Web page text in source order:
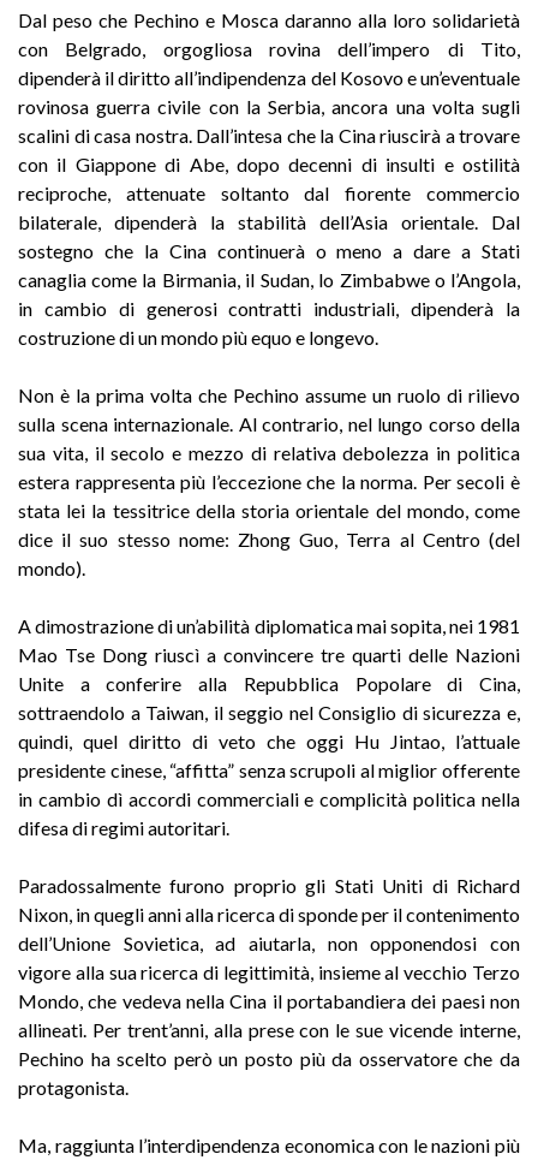
Dal peso che Pechino e Mosca daranno alla loro solidarietà
con Belgrado, orgogliosa rovina dell’impero di Tito,
dipenderà il diritto all’indipendenza del Kosovo e un’eventuale
rovinosa guerra civile con la Serbia, ancora una volta sugli
scalini di casa nostra. Dall’intesa che la Cina riuscirà a trovare
con il Giappone di Abe, dopo decenni di insulti e ostilità
reciproche, attenuate soltanto dal fiorente commercio
bilaterale, dipenderà la stabilità dell’Asia orientale. Dal
sostegno che la Cina continuerà o meno a dare a Stati
canaglia come la Birmania, iI Sudan, lo Zimbabwe o l’Angola,
in cambio di generosi contratti industriali, dipenderà la
costruzione di un mondo più equo e longevo.
Non è la prima volta che Pechino assume un ruolo di rilievo
sulla scena internazionale. Al contrario, nel lungo corso della
sua vita, il secolo e mezzo di relativa debolezza in politica
estera rappresenta più l’eccezione che la norma. Per secoli è
stata lei la tessitrice della storia orientale del mondo, come
dice il suo stesso nome: Zhong Guo, Terra al Centro (del
mondo).
A dimostrazione di un’abilità diplomatica mai sopita, nei 1981
Mao Tse Dong riuscì a convincere tre quarti delle Nazioni
Unite a conferire alla Repubblica Popolare di Cina,
sottraendolo a Taiwan, il seggio nel Consiglio di sicurezza e,
quindi, quel diritto di veto che oggi Hu Jintao, l’attuale
presidente cinese, “affitta” senza scrupoli al miglior offerente
in cambio dì accordi commerciali e complicità politica nella
difesa di regimi autoritari.
Paradossalmente furono proprio gli Stati Uniti di Richard
Nixon, in quegli anni alla ricerca di sponde per il contenimento
dell’Unione Sovietica, ad aiutarla, non opponendosi con
vigore alla sua ricerca di legittimità, insieme al vecchio Terzo
Mondo, che vedeva nella Cina il portabandiera dei paesi non
allineati. Per trent’anni, alla prese con le sue vicende interne,
Pechino ha scelto però un posto più da osservatore che da
protagonista.
Ma, raggiunta l’interdipendenza economica con le nazioni più